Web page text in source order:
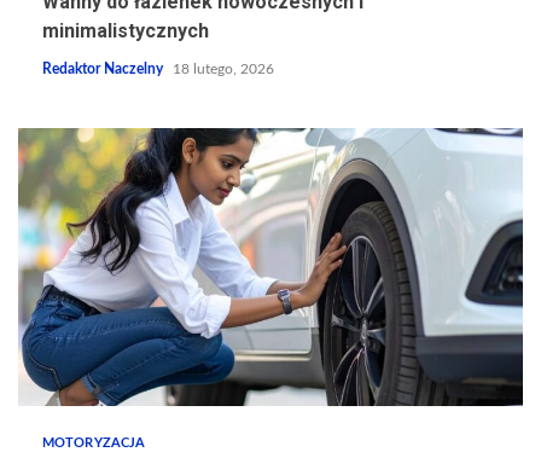
minimalistycznych
Redaktor Naczelny 18 lutego, 2026
MOTORYZACJA